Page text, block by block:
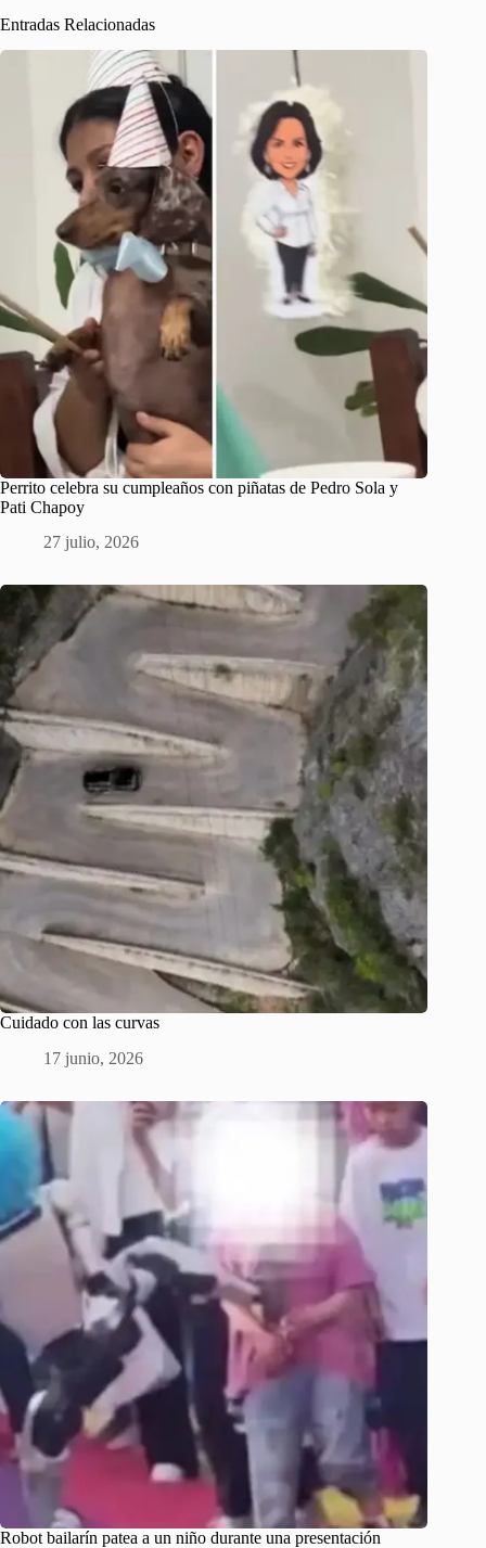
Entradas Relacionadas
Perrito celebra su cumpleaños con piñatas de Pedro Sola y
Pati Chapoy
27 julio, 2026
Cuidado con las curvas
17 junio, 2026
Robot bailarín patea a un niño durante una presentación